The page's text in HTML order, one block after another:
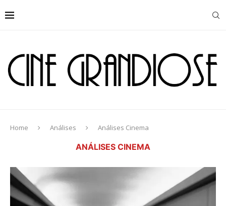
Home Análises Análises Cinema
ANÁLISES CINEMA